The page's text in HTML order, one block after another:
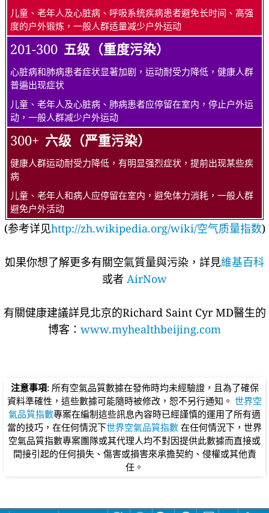
儿童、老年人及心脏病、呼吸系统疾病患者避免长时间、高强
度的户外锻炼，一般人群适量减少户外运动
201-300 五级（重度污染）
心脏病和肺病患者症状显著加剧，运动耐受力降低，健康人群
普遍出现症状
儿童、老年人及心脏病、肺病患者应停留在室内，停止户外运
动，一般人群减少户外运动
300+ 六级（严重污染）
健康人群运动耐受力降低，有明显强烈症状，提前出现某些疾
病
儿童、老年人和病人应停留在室内，避免体力消耗，一般人群
避免户外活动
(参考详见http://zh.wikipedia.org/wiki/空气质量指数)
如果你想了解更多有關空氣質量與污染，詳見維基百科
或者 AirNow
有關健康建議詳​​見北京的Richard Saint Cyr MD醫生的
博客： www.myhealthbeijing.com
注意事項: 所有空氣品質數據在發佈時均未經驗證，且為了確保
資料準確性，這些數據可能隨時被修改，恕不另行通知。 世界空
氣品質指數專案在編制這些訊息內容時已經謹慎的運用了所有適
當的技巧，在任何情況下世界空氣品質指數 在任何情況下，世界
空氣品質指數專案團隊或其代理人均不對因提供此數據而直接或
間接引起的任何損失、傷害或損害來承擔契約、侵權或其他責
任。